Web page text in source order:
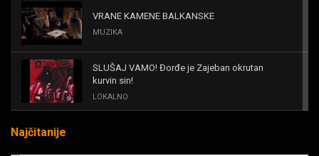
VRANE KAMENE BALKANSKE
MUZIKA
SLUŠAJ VAMO! Đorđe je Zajeban okrutan
kurvin sin!
LOKALNO
Najčitanije